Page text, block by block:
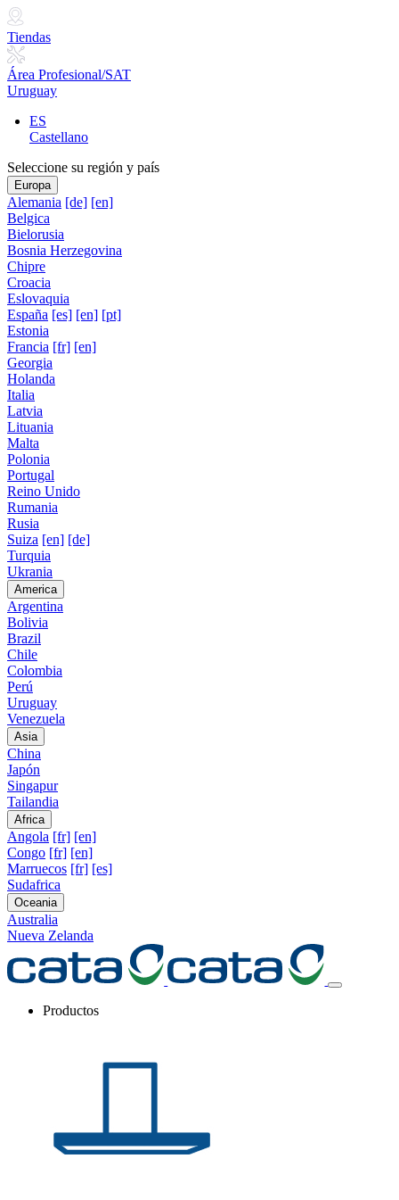
Tiendas
Área Profesional/SAT
Uruguay
ES
Castellano
Seleccione su región y país
Europa
Alemania [de] [en]
Belgica
Bielorusia
Bosnia Herzegovina
Chipre
Croacia
Eslovaquia
España [es] [en] [pt]
Estonia
Francia [fr] [en]
Georgia
Holanda
Italia
Latvia
Lituania
Malta
Polonia
Portugal
Reino Unido
Rumania
Rusia
Suiza [en] [de]
Turquia
Ukrania
America
Argentina
Bolivia
Brazil
Chile
Colombia
Perú
Uruguay
Venezuela
Asia
China
Japón
Singapur
Tailandia
Africa
Angola [fr] [en]
Congo [fr] [en]
Marruecos [fr] [es]
Sudafrica
Oceania
Australia
Nueva Zelanda
Productos